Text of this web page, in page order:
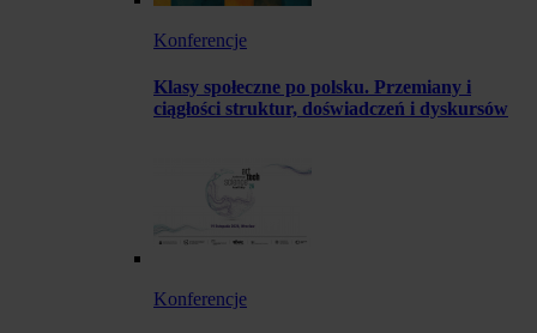
Konferencje
Klasy społeczne po polsku. Przemiany i
ciągłości struktur, doświadczeń i dyskursów
Konferencje